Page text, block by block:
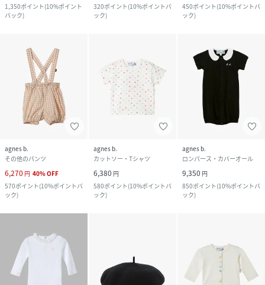
1,350ポイント(10%ポイント
バック)
320ポイント(10%ポイントバ
ック)
450ポイント(10%ポイントバ
ック)
agnes b.
その他のパンツ
6,270 円 40%OFF
570ポイント(10%ポイントバ
ック)
agnes b.
カットソー・Tシャツ
6,380 円
580ポイント(10%ポイントバ
ック)
agnes b.
ロンパース・カバーオール
9,350 円
850ポイント(10%ポイントバ
ック)